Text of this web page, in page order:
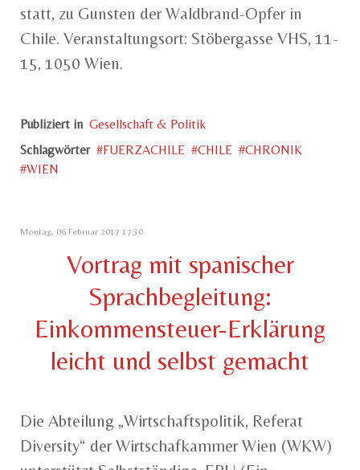
statt, zu Gunsten der Waldbrand-Opfer in
Chile. Veranstaltungsort: Stöbergasse VHS, 11-
15, 1050 Wien.
Publiziert in Gesellschaft & Politik
Schlagwörter
FUERZACHILE CHILE
CHRONIK
WIEN
Montag, 06 Februar 2017 17:30
Vortrag mit spanischer
Sprachbegleitung:
Einkommensteuer-Erklärung
leicht und selbst gemacht
Die Abteilung „Wirtschaftspolitik, Referat
Diversity“ der Wirtschafkammer Wien (WKW)